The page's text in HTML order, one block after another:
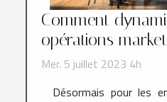
Comment
opérations
Mer. 5 juillet 2023 4h
Désormais pour les